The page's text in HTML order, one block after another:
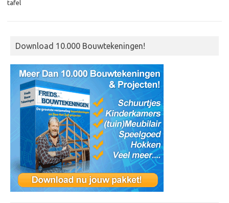
tafel
Download 10.000 Bouwtekeningen!